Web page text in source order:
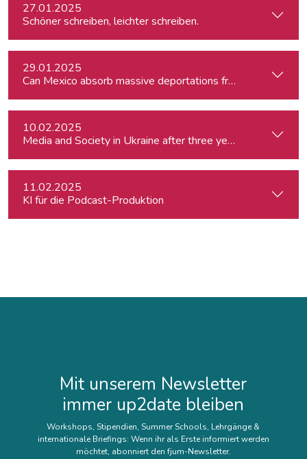
27.01.2025
Schöner schreiben, leichter schreiben.
29.01.2025
Can Mexico absorb massive deportations from the US?
10.02.2025
Media and Society in Ukraine after three years of war.
11.02.2025
KI für die Podcast-Produktion
Mit unserem Newsletter
immer up2date bleiben
Workshops, Stipendien, Summer Schools, Lehrgänge &
internationale Briefings: Wenn ihr als Erste informiert werden
möchtet, abonniert den fjum-Newsletter.